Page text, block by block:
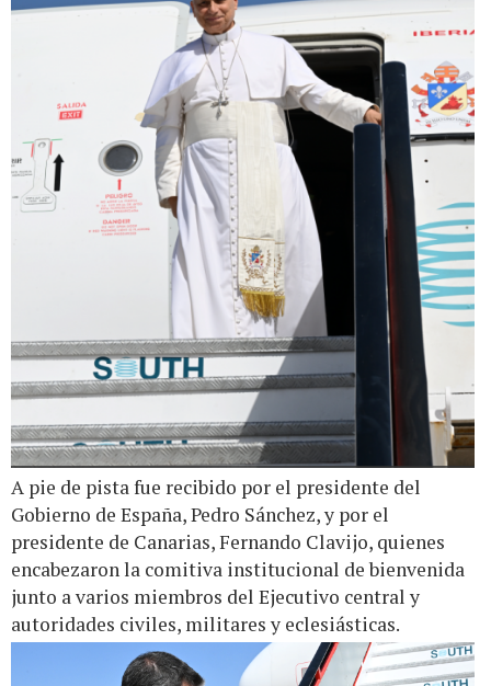
A pie de pista fue recibido por el presidente del
Gobierno de España, Pedro Sánchez, y por el
presidente de Canarias, Fernando Clavijo, quienes
encabezaron la comitiva institucional de bienvenida
junto a varios miembros del Ejecutivo central y
autoridades civiles, militares y eclesiásticas.